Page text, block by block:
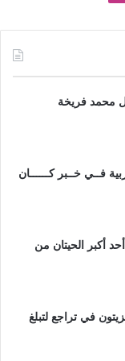
محمد فريخة
فــي خــبر كــــــان
أكبر الحيتان من
في تراجع لتبلغ